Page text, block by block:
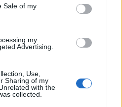
Sale of my
my
Advertising.
Use,
Sharing of my
with the
collected.